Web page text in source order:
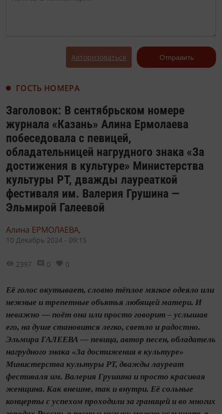
Авторизоваться Отправить
ГОСТЬ НОМЕРА
Заголовок: В сентябрьском номере
журнала «Казань» Алина Ермолаева
побеседовала с певицей,
обладательницей нагрудного знака «За
достижения в культуре» Министерства
культуры РТ, дважды лауреаткой
фестиваля им. Валерия Грушина —
Эльмирой Галеевой
Алина ЕРМОЛАЕВА,
10 Декабрь 2024 - 09:15
2397 0 0
Её голос окутывает, словно тёплое мягкое одеяло или
нежные и трепетные объятья любящей матери. И
неважно — поёт она или просто говорит – услышав
его, на душе становится легко, светло и радостно.
Эльмира ГАЛЕЕВА — певица, автор песен, обладатель
нагрудного знака «За достижения в культуре»
Министерства культуры РТ, дважды лауреат
фестиваля им. Валерия Грушина и просто красивая
женщина. Как внешне, так и внутри. Её сольные
концерты с успехом проходили за границей и во многих